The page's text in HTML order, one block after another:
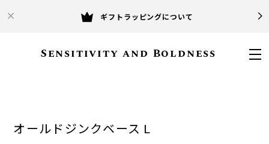
ギフトラッピングについて
Sensitivity and Boldness
オールドジンクベース L